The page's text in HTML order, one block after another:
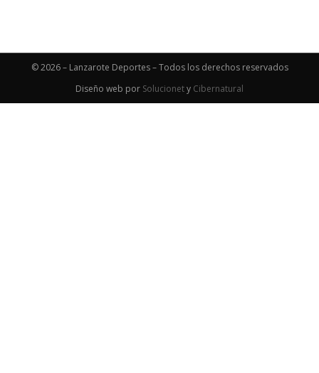
© 2026 – Lanzarote Deportes – Todos los derechos reservados
Diseño web por Solucionety Cibernatural